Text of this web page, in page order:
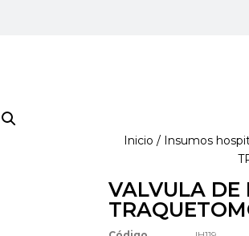
Inicio / Insumos
VALVULA DE